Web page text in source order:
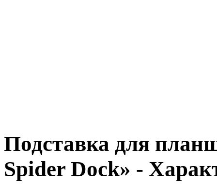
Подставка для
Spider Dock» -